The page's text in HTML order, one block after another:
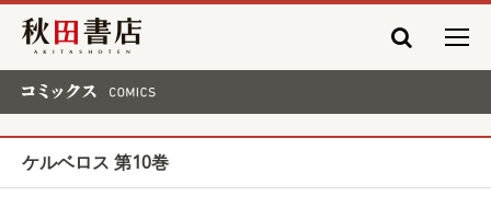
秋田書店
ケルベロス 第10巻